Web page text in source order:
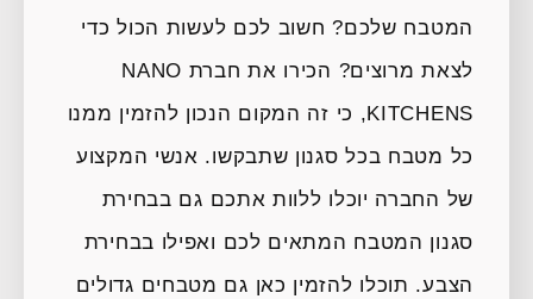
המטבח שלכם? חשוב לכם לעשות הכול כדי
לצאת מרוצים? הכירו את חברת NANO
KITCHENS, כי זה המקום הנכון להזמין ממנו
כל מטבח בכל סגנון שתבקשו. אנשי המקצוע
של החברה יוכלו ללוות אתכם גם בבחירת
סגנון המטבח המתאים לכם ואפילו בבחירת
הצבע. תוכלו להזמין כאן גם מטבחים גדולים